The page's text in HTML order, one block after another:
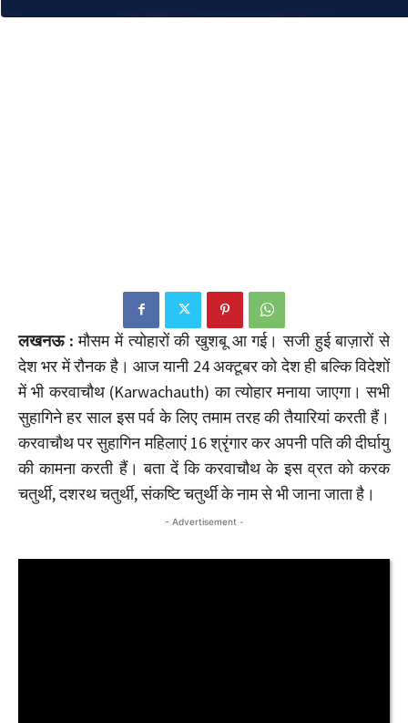
लखनऊ : मौसम में त्योहारों की खुशबू आ गई। सजी हुई बाज़ारों से
देश भर में रौनक है। आज यानी 24 अक्टूबर को देश ही बल्कि विदेशों
में भी करवाचौथ (Karwachauth) का त्योहार मनाया जाएगा। सभी
सुहागिने हर साल इस पर्व के लिए तमाम तरह की तैयारियां करती हैं।
करवाचौथ पर सुहागिन महिलाएं 16 श्रृंगार कर अपनी पति की दीर्घायु
की कामना करती हैं। बता दें कि करवाचौथ के इस व्रत को करक
चतुर्थी, दशरथ चतुर्थी, संकष्टि चतुर्थी के नाम से भी जाना जाता है।
- Advertisement -